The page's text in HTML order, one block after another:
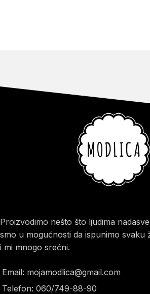
Proizvodimo nešto što ljudima
smo u mogućnosti da ispunimo svaku
i mi mnogo srećni.
Email: mojamodlica@gmail.com
Telefon: 060/749-88-90